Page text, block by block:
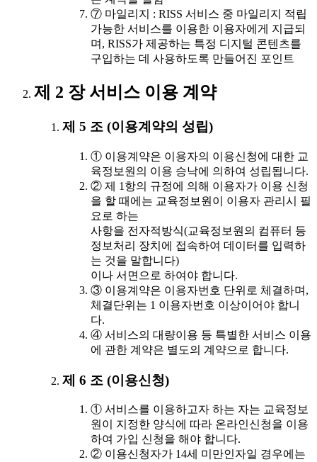
⑦ 마일리지 : RISS 서비스 중 마일리지 적립
가능한 서비스를 이용한 이용자에게 지급되
며, RISS가 제공하는 특정 디지털 콘텐츠를
구입하는 데 사용하도록 만들어진 포인트
제 2 장 서비스 이용 계약
제 5 조 (이용계약의 성립)
① 이용계약은 이용자의 이용신청에 대한 교
육정보원의 이용 승낙에 의하여 성립됩니다.
② 제 1항의 규정에 의해 이용자가 이용 신청
을 할 때에는 교육정보원이 이용자 관리시 필
요로 하는
사항을 전자적방식(교육정보원의 컴퓨터 등
정보처리 장치에 접속하여 데이터를 입력하
는 것을 말합니다)
이나 서면으로 하여야 합니다.
③ 이용계약은 이용자번호 단위로 체결하며,
체결단위는 1 이용자번호 이상이어야 합니
다.
④ 서비스의 대량이용 등 특별한 서비스 이용
에 관한 계약은 별도의 계약으로 합니다.
제 6 조 (이용신청)
① 서비스를 이용하고자 하는 자는 교육정보
원이 지정한 양식에 따라 온라인신청을 이용
하여 가입 신청을 해야 합니다.
② 이용신청자가 14세 미만인자일 경우에는